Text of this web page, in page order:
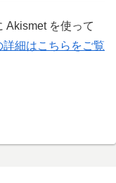
Akismet を使って
細はこちらをご覧